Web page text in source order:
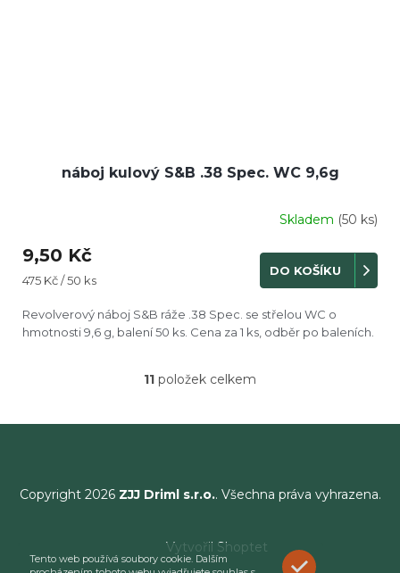
Tento web používá soubory cookie. Dalším
ROZUMÍM
náboj kulový S&B .38 Spec. WC 9,6g
produktu
je
5,0
z
5
hvězdiček.
Skladem (50 ks)
9,50 Kč
Měrná
475 Kč / 50 ks
DO KOŠÍKU
Revolverový náboj S&B ráže .38 Spec. se střelou WC o
hmotnosti 9,6 g, balení 50 ks. Cena za 1 ks, odběr po baleních.
O
l
c
í
r
v
11 položek celkem
Copyright 2026 ZJJ Driml s.r.o.. Všechna práva vyhrazena.
Vytvořil Shoptet